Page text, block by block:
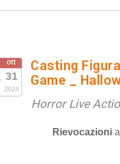
ott
31
2024
Casting
Game _
Horror Live
Rievocazioni